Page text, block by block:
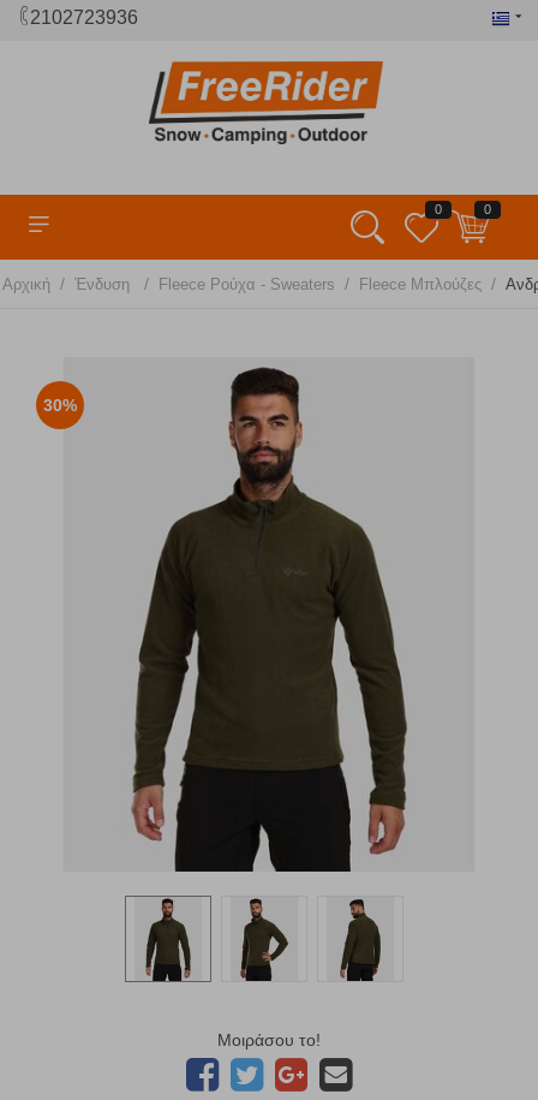
2102723936
0 0
Αρχική / Ένδυση / Fleece Ρούχα - Sweaters / Fleece Μπλούζες /
30%
Μοιράσου το!